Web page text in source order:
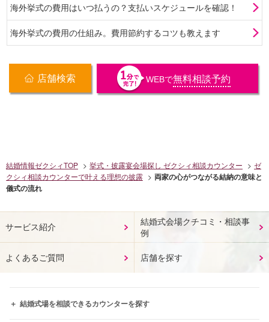
海外挙式の費用はいつ払うの？支払いスケジュールを確認！
海外挙式の費用の仕組み。費用節約するコツも教えます
店舗検索 WEBで無料相談予約
結婚情報ゼクシィTOP 挙式・披露宴会場探し ゼクシィ相談カウンター
ゼ
クシィ相談カウンターで叶える理想の披露
両家の心がつながる結納の意味と
儀式の流れ
サービス紹介
結婚式会場クチコミ・相談事
例
よくあるご質問 店舗を探す
結婚式場を相談できるカウンターを探す